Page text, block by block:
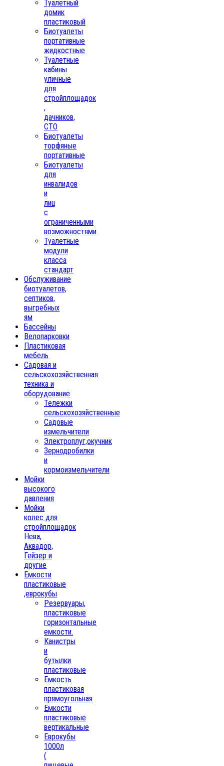
Туалетный
домик
пластиковый
Биотуалеты
портативные
жидкостные
Туалетные
кабины
уличные
для
стройплощадок
,
дачников,
СТО
Биотуалеты
торфяные
портативные
Биотуалеты
для
инвалидов
и
лиц
с
ограниченными
возможностями
Туалетные
модули
класса
стандарт
Обслуживание
биотуалетов,
септиков,
выгребных
ям
Бассейны
Велопарковки
Пластиковая
мебель
Садовая и
сельскохозяйственная
техника и
оборудование
Тележки
сельскохозяйственные
Садовые
измельчители
Электроплуг,окучник
Зернодробилки
и
кормоизмельчители
Мойки
высокого
давления
Мойки
колес для
стройплощадок
Нева,
Аквадор,
Гейзер и
другие
Емкости
пластиковые
,еврокубы
Резервуары,
пластиковые
горизонтальные
емкости.
Канистры
и
бутылки
пластиковые
Емкость
пластиковая
прямоугольная
Емкости
пластиковые
вертикальные
Еврокубы
1000л
(